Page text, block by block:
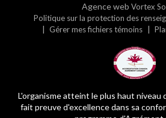
Agence web Vortex
Politique sur la protection des
Gérer mes fichiers témoins
L'organisme atteint le plus haut
fait preuve d'excellence dans sa